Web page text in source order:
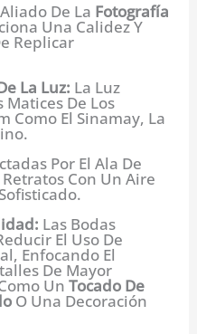
De La Fotografía
Una Calidez Y
Replicar
La Luz: La Luz
De Los
Como El Sinamay, La
Por El Ala De
Con Un Aire
Las Bodas
El Uso De
Enfocando El
De Mayor
UnTocado De
O Una Decoración